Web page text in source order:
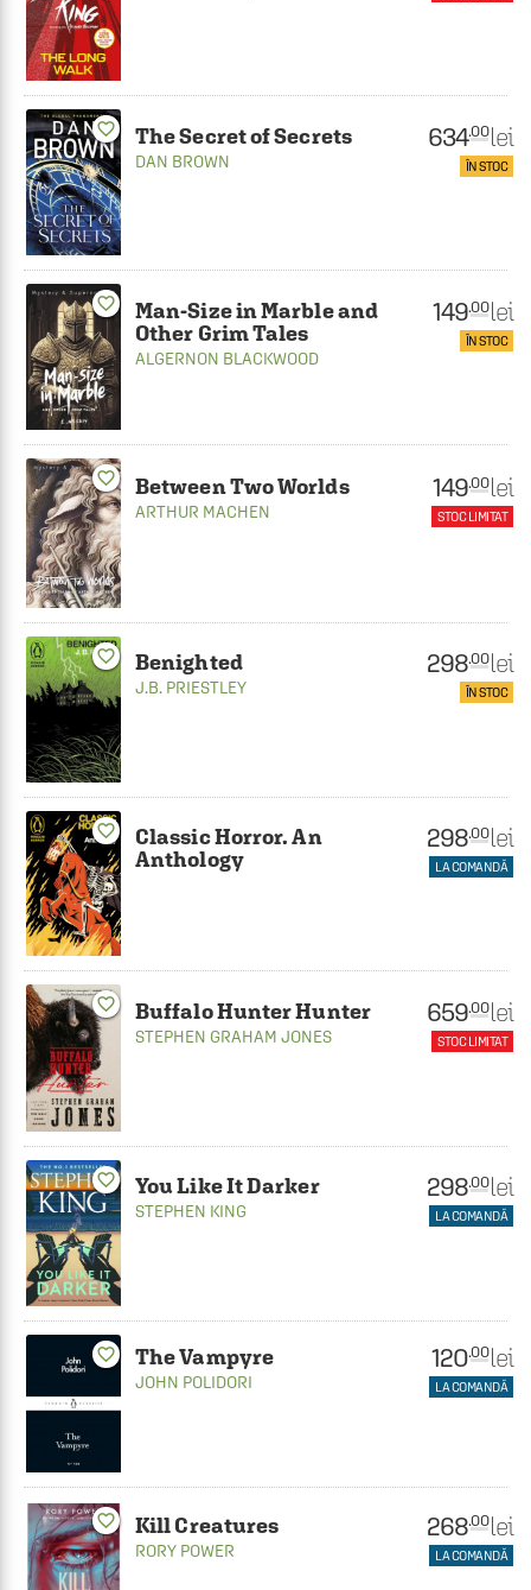
favorite_border The Secret of Secrets
DAN BROWN
634.00 lei
ÎN STOC
favorite_border
Man-Size in Marble and
Other Grim Tales
ALGERNON BLACKWOOD
149.00 lei
ÎN STOC
favorite_border Between Two Worlds
ARTHUR MACHEN
149.00 lei
STOC LIMITAT
favorite_border Benighted
J.B. PRIESTLEY
298.00 lei
ÎN STOC
favorite_border
Classic Horror. An
Anthology
298.00 lei
LA COMANDĂ
favorite_border Buffalo Hunter Hunter
STEPHEN GRAHAM JONES
659.00 lei
STOC LIMITAT
favorite_border You Like It Darker
STEPHEN KING
298.00 lei
LA COMANDĂ
favorite_border The Vampyre
JOHN POLIDORI
120.00 lei
LA COMANDĂ
favorite_border Kill Creatures
RORY POWER
268.00 lei
LA COMANDĂ